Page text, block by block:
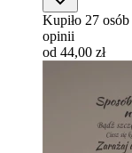
Kupiło 27 osób
opinii
od 44,00 zł